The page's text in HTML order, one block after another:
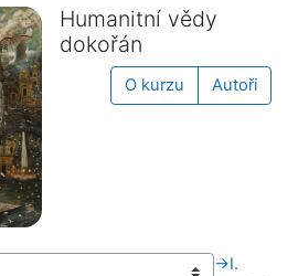
Humanitní vědy
dokořán
O kurzu Autoři
→I.